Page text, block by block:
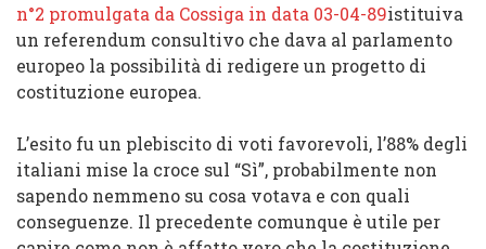
n°2 promulgata da Cossiga in data 03-04-89istituiva
un referendum consultivo che dava al parlamento
europeo la possibilità di redigere un progetto di
costituzione europea.
L’esito fu un plebiscito di voti favorevoli, l’88% degli
italiani mise la croce sul “Sì”, probabilmente non
sapendo nemmeno su cosa votava e con quali
conseguenze. Il precedente comunque è utile per